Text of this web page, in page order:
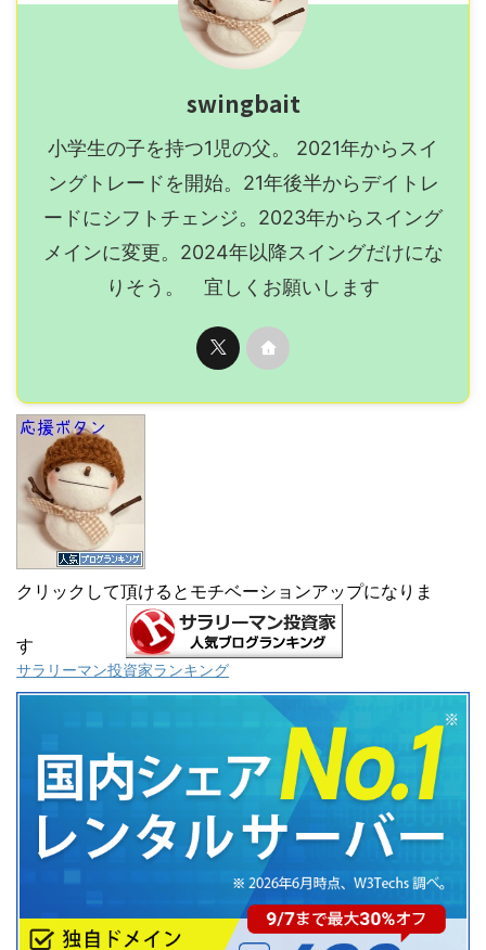
クリックして頂けるとモチベーションアップになりま
サラリーマン投資家ランキング
デイトレの考え方やメンタルを学んだブログ
Rょーへーさんのブログ